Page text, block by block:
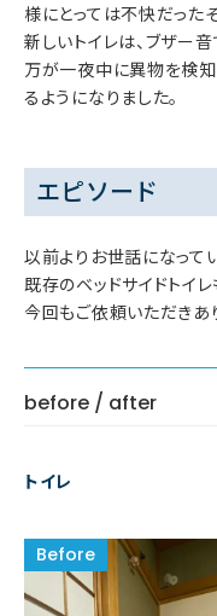
様にとっては不快だったそ
新しいトイレは、ブザー
万が一夜中に異物を検
るようになりました。
エピソード
以前よりお世話になって
既存のベッドサイドトイ
今回もご依頼いただきあ
before / after
トイレ